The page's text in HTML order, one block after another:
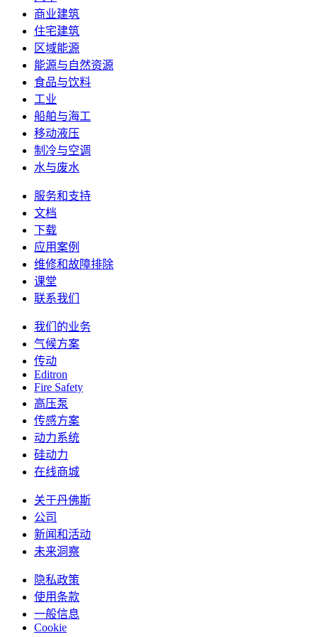
商业建筑
住宅建筑
区域能源
能源与自然资源
食品与饮料
工业
船舶与海工
移动液压
制冷与空调
水与废水
服务和支持
文档
下载
应用案例
维修和故障排除
课堂
联系我们
我们的业务
气候方案
传动
Editron
Fire Safety
高压泵
传感方案
动力系统
硅动力
在线商城
关于丹佛斯
公司
新闻和活动
未来洞察
隐私政策
使用条款
一般信息
Cookie